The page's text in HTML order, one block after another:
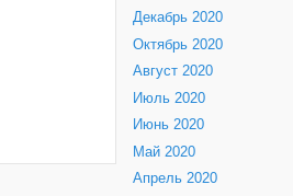
Декабрь 2020
Октябрь 2020
Август 2020
Июль 2020
Июнь 2020
Май 2020
Апрель 2020